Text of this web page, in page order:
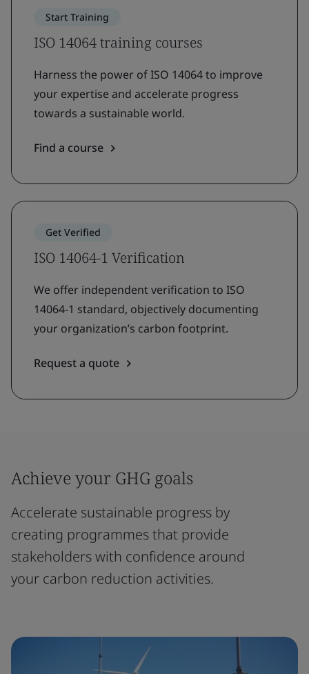
Start Training
ISO 14064 training courses
Harness the power of ISO 14064 to improve
your expertise and accelerate progress
towards a sustainable world.
Find a course
Get Verified
ISO 14064-1 Verification
We offer independent verification to ISO
14064-1 standard, objectively documenting
your organization’s carbon footprint.
Request a quote
Achieve your GHG goals
Accelerate sustainable progress by
creating programmes that provide
stakeholders with confidence around
your carbon reduction activities.